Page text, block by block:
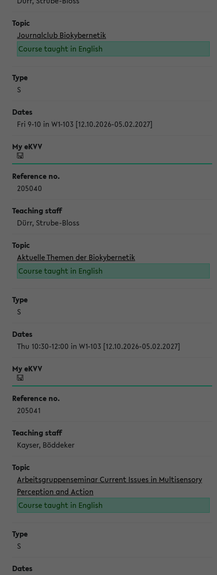
Journalclub Biokybernetik
Course taught in English
S
Fri 9-10 in W1-103 [12.10.2026-05.02.2027]
205040
Dürr, Strube-Bloss
Aktuelle Themen der Biokybernetik
Course taught in English
S
Thu 10:30-12:00 in W1-103 [12.10.2026-05.02.2027]
205041
Kayser, Böddeker
Arbeitsgruppenseminar Current Issues in Multisensory
Perception and Action
Course taught in English
S